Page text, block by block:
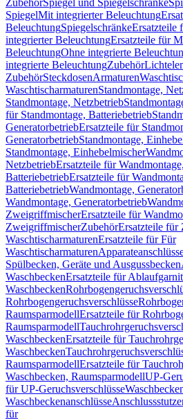
ZubehörSpiegel und Spiegelschränke
SpiegelMit integrierter Beleuchtung
BeleuchtungSpiegelschränkeErsatzteile
integrierter BeleuchtungErsatzteile für
BeleuchtungOhne integrierte
integrierte BeleuchtungZubehör
ZubehörSteckdosenArmaturen
WaschtischarmaturenStandmontage,
Standmontage, Netzbetrieb
für Standmontage, Batteriebetrieb
GeneratorbetriebErsatzteile für
GeneratorbetriebStandmontage,
Standmontage, Einhebelmischer
NetzbetriebErsatzteile für
BatteriebetriebErsatzteile für
BatteriebetriebWandmontage,
Wandmontage, Generatorbetrieb
ZweigriffmischerErsatzteile für
ZweigriffmischerZubehörErsatzteile für
WaschtischarmaturenErsatzteile für Für
Waschtischarmaturen
Spülbecken, Geräte und Ausgussbecken
WaschbeckenErsatzteile für
Waschbecken
Rohrbogengeruchsverschlüsse
RaumsparmodellErsatzteile für
Raumsparmodell
WaschbeckenErsatzteile für
Waschbecken
RaumsparmodellErsatzteile für
Waschbecken, RaumsparmodellUP-
für UP-Geruchsverschlüsse
Waschbeckenanschlüsse
für